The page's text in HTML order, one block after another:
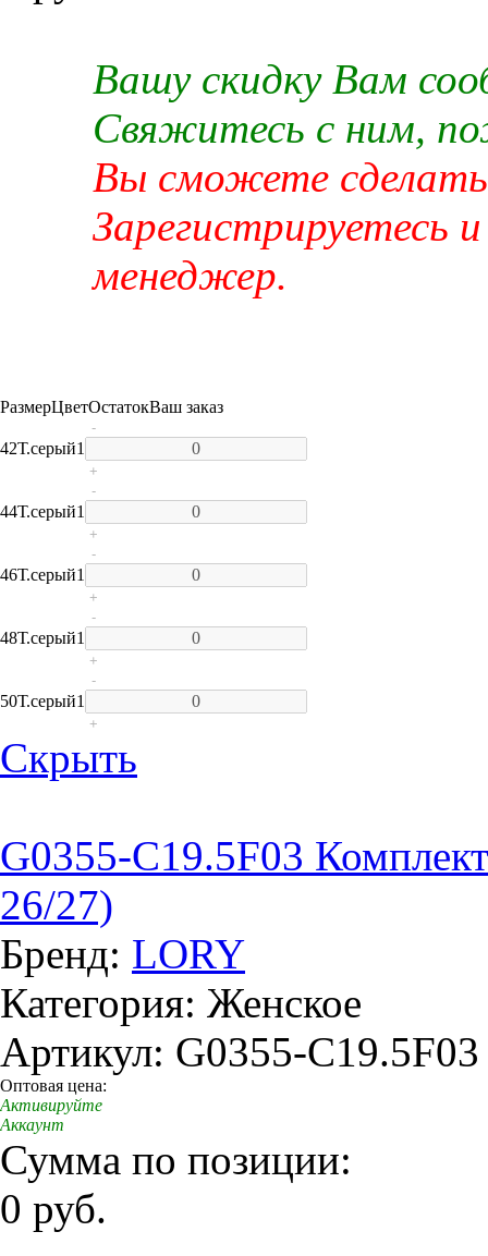
Вашу скидку Вам
Свяжитесь с ним,
Вы сможете сделать
Зарегистрируетесь
менеджер.
РазмерЦветОстатокВаш заказ
42Т.серый1
-
+
44Т.серый1
-
+
46Т.серый1
-
+
48Т.серый1
-
+
50Т.серый1
-
+
Скрыть
G0355-C19.5F03
26/27)
Бренд: LORY
Категория: Женское
Артикул: G0355-C19.5F03
Оптовая цена:
Активируйте
Аккаунт
Сумма по позиции:
0 руб.